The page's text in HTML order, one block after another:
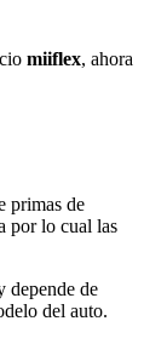
miiflex, ahora
primas de
por lo cual las
depende de
del auto.